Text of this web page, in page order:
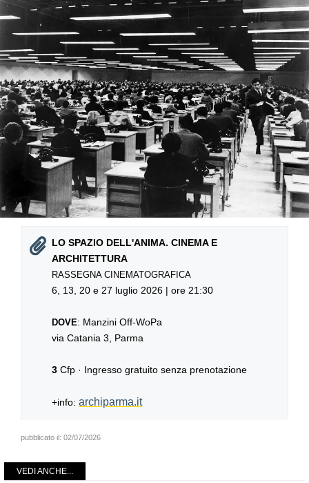
LO SPAZIO DELL'ANIMA. CINEMA E
ARCHITETTURA
RASSEGNA CINEMATOGRAFICA
6, 13, 20 e 27 luglio 2026 | ore 21:30
DOVE: Manzini Off-WoPa
via Catania 3, Parma
3 Cfp · Ingresso gratuito senza prenotazione
+info: archiparma.it
pubblicato il: 02/07/2026
VEDI ANCHE...